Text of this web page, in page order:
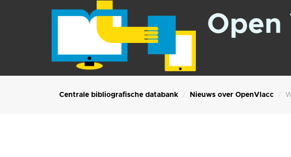
Open
Centrale bibliografische databank Nieuws over OpenVlacc